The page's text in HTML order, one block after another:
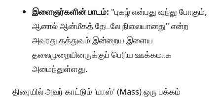
இளைஞர்களின் பாடம்: "புகழ் என்பது வந்து போகும்,
ஆனால் ஆன்மீகத் தேடலே நிலையானது" என்ற
அவரது தத்துவம் இன்றைய இளைய
தலைமுறையினருக்குப் பெரிய ஊக்கமாக
அமைந்துள்ளது.
திரையில் அவர் காட்டும் 'மாஸ்' (Mass) ஒரு பக்கம்